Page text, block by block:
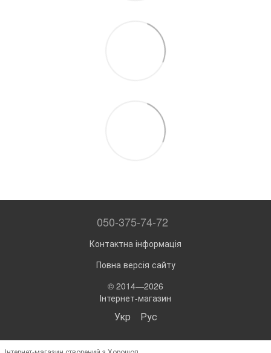
050-375-74-72
Контактна інформація
Повна версія сайту
© 2014—2026
Інтернет-магазин
Укр Рус